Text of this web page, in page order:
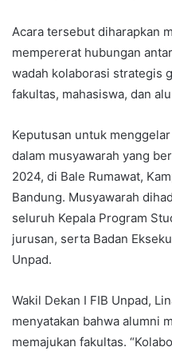
Acara tersebut diharapkan
mempererat hubungan
wadah kolaborasi strategis
fakultas, mahasiswa, dan
Keputusan untuk
dalam musyawarah yang
2024, di Bale Rumawat,
Bandung. Musyawarah
seluruh Kepala Program
jurusan, serta Badan
Unpad.
Wakil Dekan I FIB Unpad,
menyatakan bahwa alumni
memajukan fakultas.